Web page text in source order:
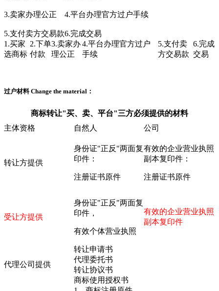
3.卖家办理公正 4.平台办理官方过户手续
5.支付卖方交易款6.完成交易
1.买家
选商标
2.下单
付款
3.卖家办
理公正
4.平台办理官方过户
手续
5.支付卖
方交易款
6.完成
交易
过户材料Change the material：
商标转让"买、卖、平台"三方必须提供的材料
主体资格
自然人 公司
转让方提供
身份证"正反"两面复
印件：
注册证书原件
有效的企业营业执照
副本复印件：
注册证书原件
受让方提供
身份证"正反"两面复
印件，
有效个体营业执照
有效的企业营业执照
副本复印件
代理公司提供
转让申请书
代理委托书
转让协议书
商标使用授权书